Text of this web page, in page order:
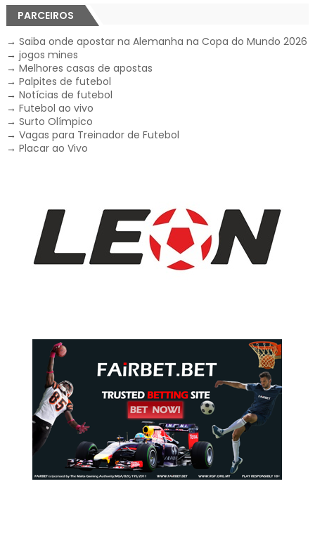
PARCEIROS
→ Saiba onde apostar na Alemanha na Copa do Mundo 2026
→ jogos mines
→ Melhores casas de apostas
→ Palpites de futebol
→ Notícias de futebol
→ Futebol ao vivo
→ Surto Olímpico
→ Vagas para Treinador de Futebol
→ Placar ao Vivo